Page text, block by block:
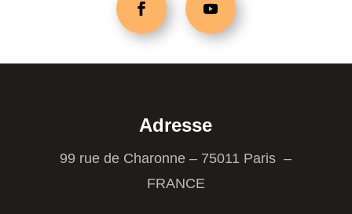
Adresse
99 rue de Charonne – 75011 Paris –
FRANCE